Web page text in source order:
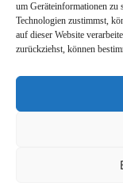
um Geräteinformationen zu
Technologien zustimmst,
auf dieser Website
zurückziehst, können
Telefon
015737826140
Frauenkreis